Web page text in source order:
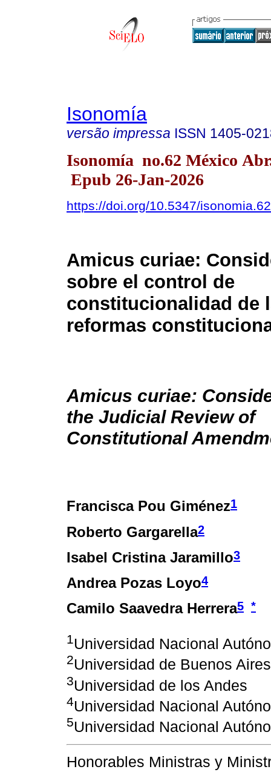
Isonomía
versão impressa ISSN 1405-
Isonomía no.62 México
Epub 26-Jan-2026
https://doi.org/10.5347/
Amicus curiae:
sobre el control de
constitucionalidad de
reformas
Amicus curiae:
the Judicial Review of
Constitutional
Francisca Pou Giménez1
Roberto Gargarella2
Isabel Cristina Jaramillo3
Andrea Pozas Loyo4
Camilo Saavedra Herrera5 *
1Universidad Nacional
2Universidad de Buenos Aires
3Universidad de los Andes
4Universidad Nacional
5Universidad Nacional
Honorables Ministras y